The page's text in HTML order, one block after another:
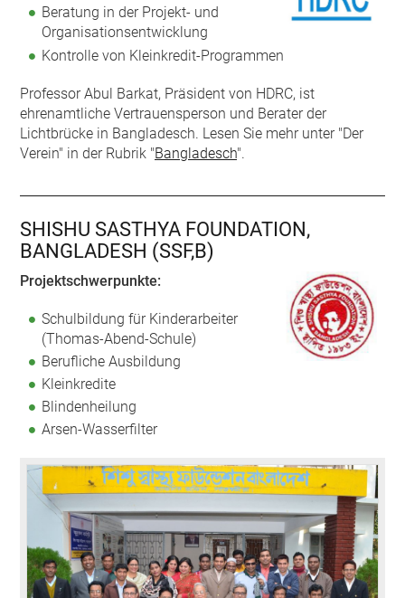
Beratung in der Projekt- und
Organisationsentwicklung
Kontrolle von Kleinkredit-Programmen
Professor Abul Barkat, Präsident von HDRC, ist
ehrenamtliche Vertrauensperson und Berater der
Lichtbrücke in Bangladesch. Lesen Sie mehr unter "Der
Verein" in der Rubrik "Bangladesch".
SHISHU SASTHYA FOUNDATION,
BANGLADESH (SSF,B)
Projektschwerpunkte:
Schulbildung für Kinderarbeiter
(Thomas-Abend-Schule)
Berufliche Ausbildung
Kleinkredite
Blindenheilung
Arsen-Wasserfilter